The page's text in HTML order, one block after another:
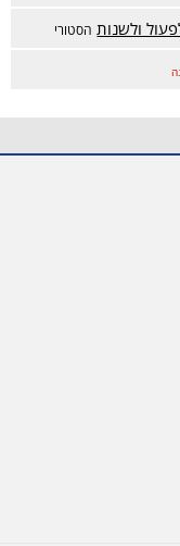
ולשנות הסטורי